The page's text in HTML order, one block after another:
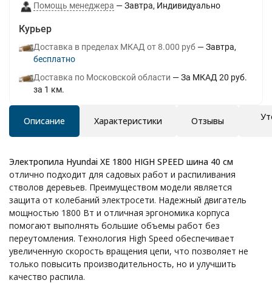
Помощь менеджера Завтра Индивидуально
Курьер
Доставка в пределах МКАД от 8.000 руб
Завтра
Бесплатно
Доставка по Московской области
За МКАД 20 руб.
за 1 км.
Описание Характеристики Отзывы
Электропила Hyundai XE 1800 HIGH SPEED шина 40 см
отлично подходит для садовых работ и распиливания
стволов деревьев. Преимуществом модели является
защита от колебаний электросети. Надежный двигатель
мощностью 1800 Вт и отличная эргономика корпуса
помогают выполнять большие объемы работ без
переутомления. Технология High Speed обеспечивает
увеличенную скорость вращения цепи, что позволяет не
только повысить производительность, но и улучшить
качество распила.